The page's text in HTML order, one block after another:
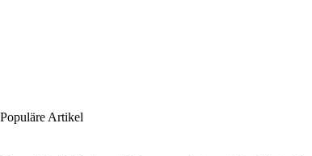
Populäre Artikel